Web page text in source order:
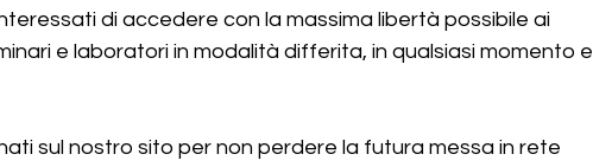
di accedere con la massima libertà possibile ai
e laboratori in modalità differita, in qualsiasi momento e
sul nostro sito per non perdere la futura messa in rete